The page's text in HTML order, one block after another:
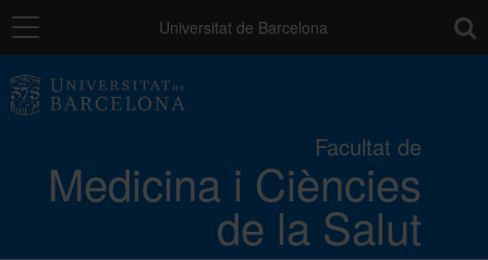
Navegació Universitat de Barcelona
Facultat de
Medicina i Ciències
de la Salut
Els campus
Docència